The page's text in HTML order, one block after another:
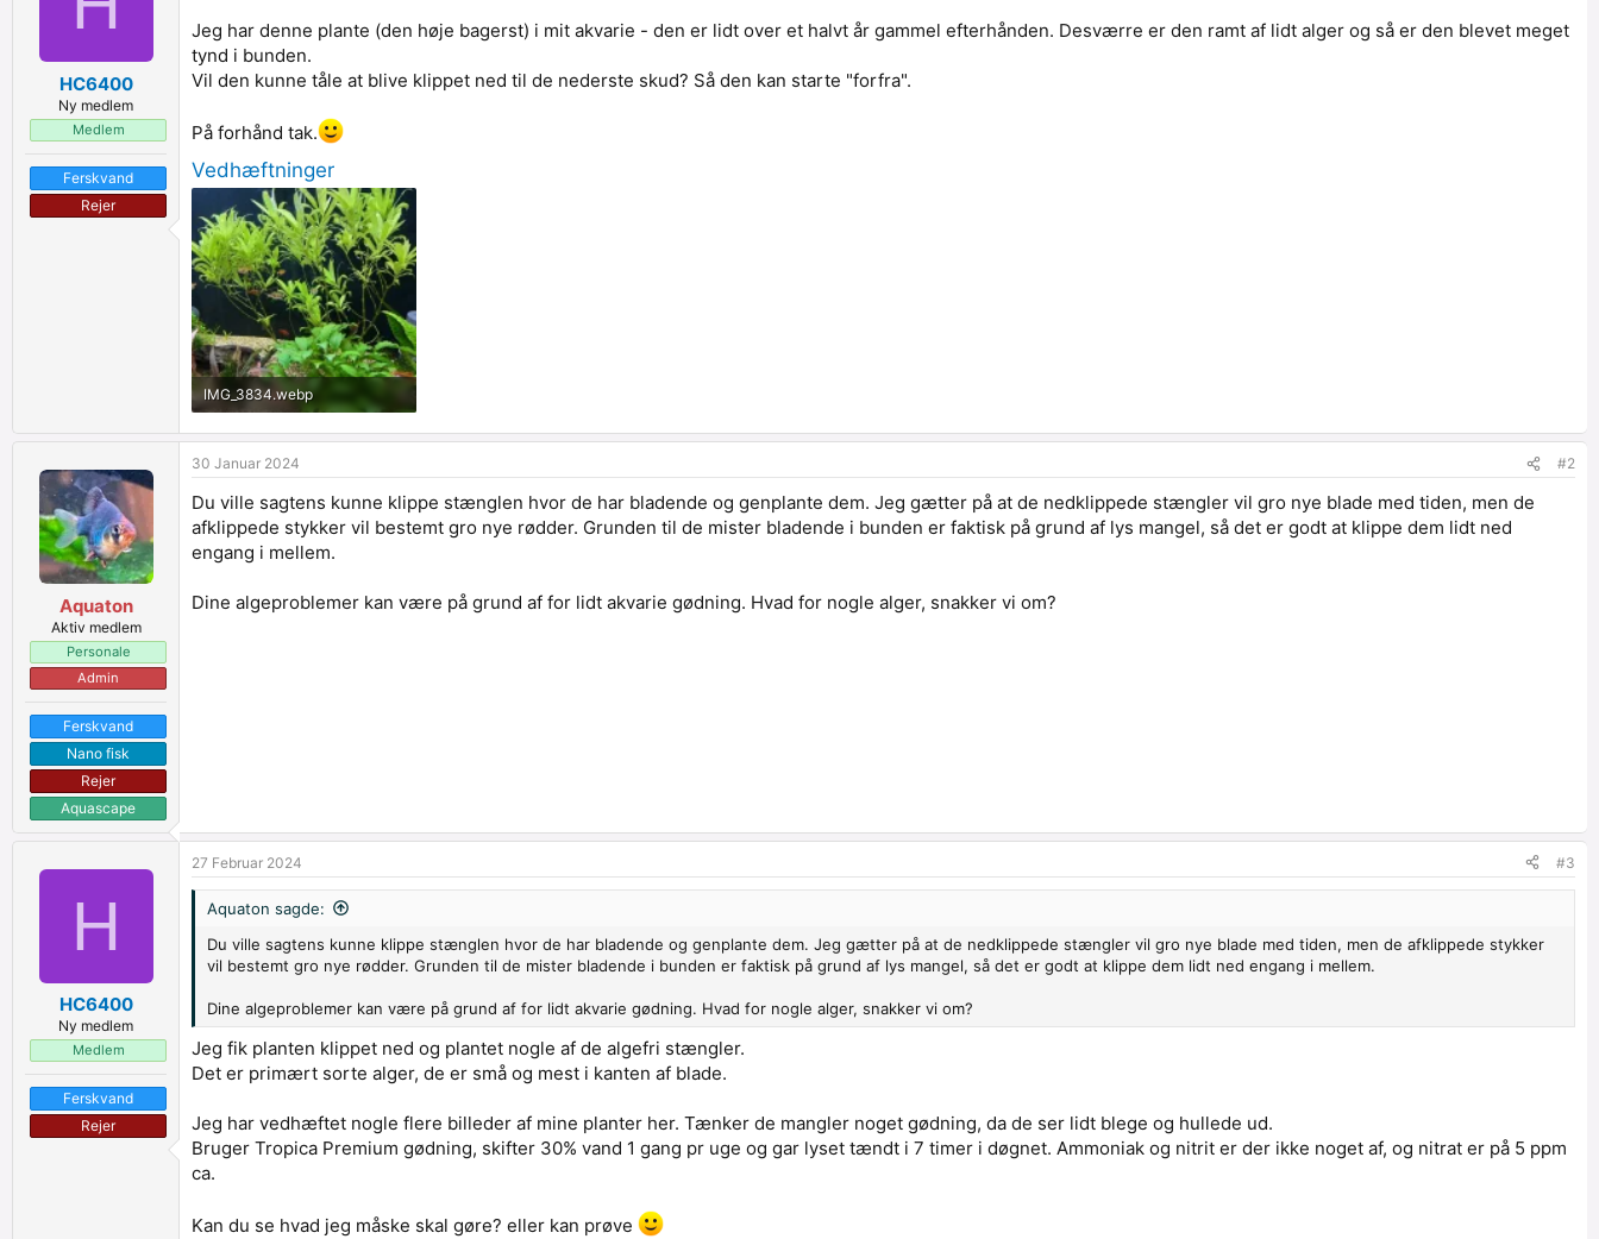
o
HC6400
Ny medlem
Medlem
Ferskvand
Rejer
Jeg har denne plante (den høje bagerst) i mit akvarie - den er lidt over et halvt år gammel efterhånden. Desværre er den ramt af lidt alger og så er den blevet meget
tynd i bunden.
Vil den kunne tåle at blive klippet ned til de nederste skud? Så den kan starte "forfra".
På forhånd tak.
Vedhæftninger
IMG_3834.webp
335.4 KB · Set af: 1,487
Aquaton
Aktiv medlem
Personale
Admin
Ferskvand
Nano fisk
Rejer
Aquascape
30 Januar 2024 #2
Du ville sagtens kunne klippe stænglen hvor de har bladende og genplante dem. Jeg gætter på at de nedklippede stængler vil gro nye blade med tiden, men de
afklippede stykker vil bestemt gro nye rødder. Grunden til de mister bladende i bunden er faktisk på grund af lys mangel, så det er godt at klippe dem lidt ned
engang i mellem.
Dine algeproblemer kan være på grund af for lidt akvarie gødning. Hvad for nogle alger, snakker vi om?
H
HC6400
Ny medlem
Medlem
Ferskvand
Rejer
27 Februar 2024 #3
Aquaton sagde:
Du ville sagtens kunne klippe stænglen hvor de har bladende og genplante dem. Jeg gætter på at de nedklippede stængler vil gro nye blade med tiden, men de afklippede stykker
vil bestemt gro nye rødder. Grunden til de mister bladende i bunden er faktisk på grund af lys mangel, så det er godt at klippe dem lidt ned engang i mellem.
Dine algeproblemer kan være på grund af for lidt akvarie gødning. Hvad for nogle alger, snakker vi om?
Jeg fik planten klippet ned og plantet nogle af de algefri stængler.
Det er primært sorte alger, de er små og mest i kanten af blade.
Jeg har vedhæftet nogle flere billeder af mine planter her. Tænker de mangler noget gødning, da de ser lidt blege og hullede ud.
Bruger Tropica Premium gødning, skifter 30% vand 1 gang pr uge og gar lyset tændt i 7 timer i døgnet. Ammoniak og nitrit er der ikke noget af, og nitrat er på 5 ppm
ca.
Kan du se hvad jeg måske skal gøre? eller kan prøve